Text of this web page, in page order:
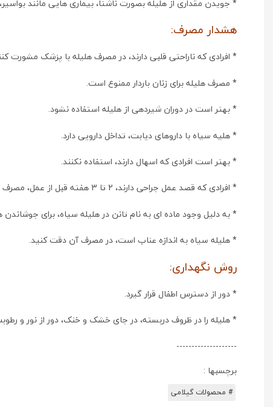
* جویدن مقداری از هلیله بصورت ناشتا، بیماری هایی مانند
هشدار مصرف:
* افرادی که ناراحتی قلبی دارند، در مصرف هلیله با پزشک مشورت
* مصرف هلیله برای زنان باردار ممنوع است.
* بهتر است در دوران شیردهی از هلیله استفاده نشود.
* هلیه سیاه با داروهای دیابت، تداخل دارویی دارد.
* بهتر است افرادی که اسهال دارند، استفاده نکنند.
* افرادی که قصد عمل جراحی دارند، 2 تا 3 هفته قبل از عمل، مصرف هلیله را قطع نمایند.
* به دلیل وجود ماده ای به نام تانن در هلیله سیاه، برای
* هلیله سیاه به اندازه عناب است، در مصرف آن دقت کنید.
روش نگهداری:
* دور از دسترس اطفال قرار گیرد.
* هلیله را در ظروف دربسته، در جای خشک و خنک، دور از نور و
--------------------
برچسبها :
# محصولات گیلامی